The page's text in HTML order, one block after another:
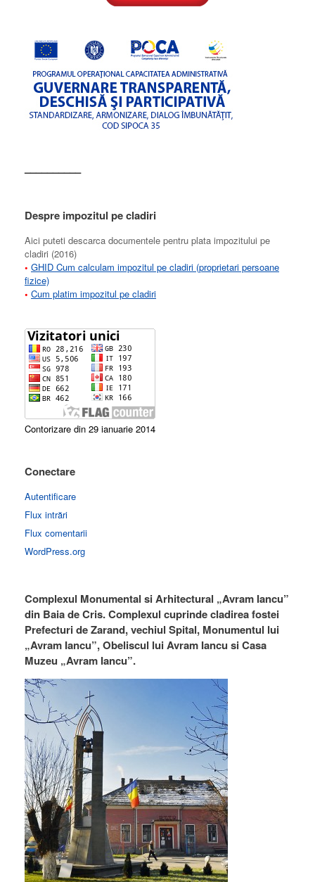
––––––––––
Despre impozitul pe cladiri
Aici puteti descarca documentele pentru plata impozitului pe
cladiri (2016)
• GHID Cum calculam impozitul pe cladiri (proprietari persoane
fizice)
• Cum platim impozitul pe cladiri
Contorizare din 29 ianuarie 2014
Conectare
Autentificare
Flux intrări
Flux comentarii
WordPress.org
Complexul Monumental si Arhitectural „Avram Iancu”
din Baia de Cris. Complexul cuprinde cladirea fostei
Prefecturi de Zarand, vechiul Spital, Monumentul lui
„Avram Iancu”, Obeliscul lui Avram Iancu si Casa
Muzeu „Avram Iancu”.